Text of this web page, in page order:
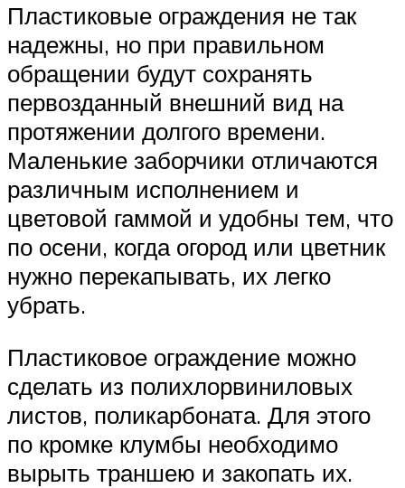
Пластиковые ограждения не так
надежны, но при правильном
обращении будут сохранять
первозданный внешний вид на
протяжении долгого времени.
Маленькие заборчики отличаются
различным исполнением и
цветовой гаммой и удобны тем, что
по осени, когда огород или цветник
нужно перекапывать, их легко
убрать.
Пластиковое ограждение можно
сделать из полихлорвиниловых
листов, поликарбоната. Для этого
по кромке клумбы необходимо
вырыть траншею и закопать их.